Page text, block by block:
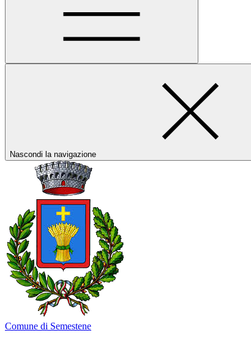
Nascondi la navigazione
Comune di Semestene